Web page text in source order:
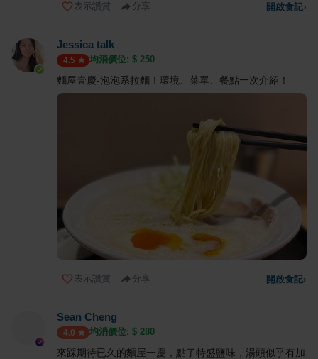
表示讚賞 分享 開啟食記›
Jessica talk
4.5 均消價位: $ 250
麵屋壹慶-泡泡系拉麵！環境、菜單、餐點一次介紹！
表示讚賞 分享 開啟食記›
Sean Cheng
4.0 均消價位: $ 280
來踩期待已久的麵屋一慶，點了特盛鹽味，湯頭似乎有加